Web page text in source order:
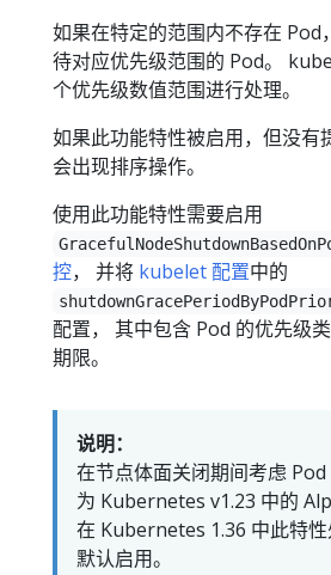
如果在特定的范围内不存在
待对应优先级范围的 Pod。
个优先级数值范围进行处理。
如果此功能特性被启用，但没有
会出现排序操作。
使用此功能特性需要启用
控， 并将 kubelet 配置中的
配置， 其中包含 Pod 的优先级
期限。
说明：
在节点体面关闭期间考虑
为 Kubernetes v1.23 中的
在 Kubernetes 1.36 中此特性
默认启用。